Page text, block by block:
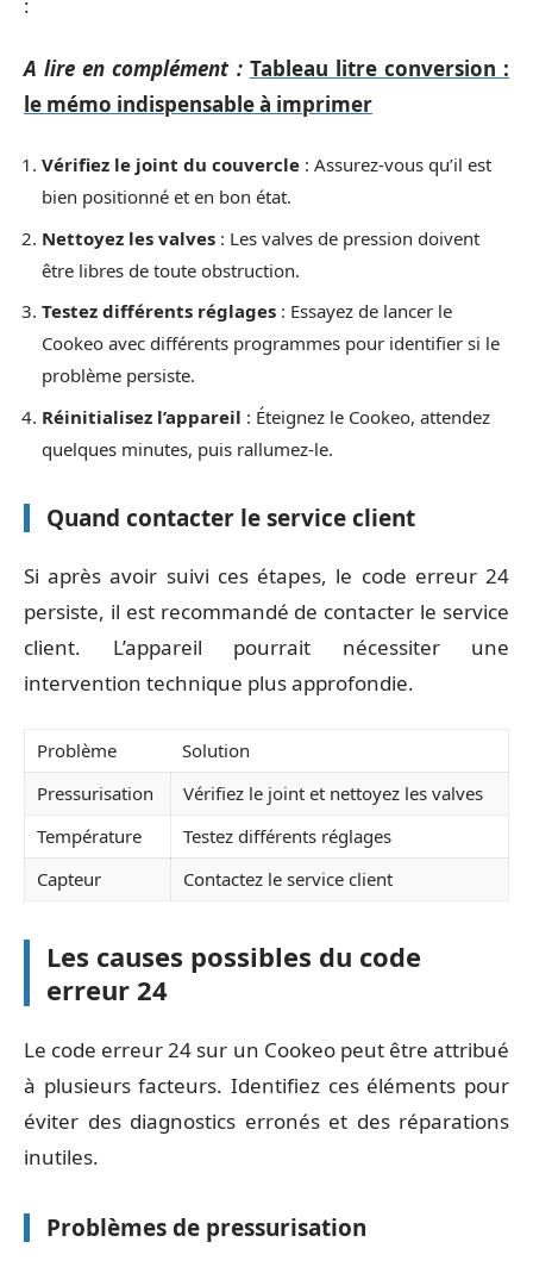
A lire en complément : Tableau litre conversion :
le mémo indispensable à imprimer
Vérifiez le joint du couvercle : Assurez-vous qu’il est
bien positionné et en bon état.
Nettoyez les valves : Les valves de pression doivent
être libres de toute obstruction.
Testez différents réglages : Essayez de lancer le
Cookeo avec différents programmes pour identifier si le
problème persiste.
Réinitialisez l’appareil : Éteignez le Cookeo, attendez
quelques minutes, puis rallumez-le.
Quand contacter le service client
Si après avoir suivi ces étapes, le code erreur 24
persiste, il est recommandé de contacter le service
client. L’appareil pourrait nécessiter une
intervention technique plus approfondie.
Problème
Solution
Pressurisation
Vérifiez le joint et nettoyez les valves
Température
Testez différents réglages
Capteur
Contactez le service client
Les causes possibles du code
erreur 24
Le code erreur 24 sur un Cookeo peut être attribué
à plusieurs facteurs. Identifiez ces éléments pour
éviter des diagnostics erronés et des réparations
inutiles.
Problèmes de pressurisation